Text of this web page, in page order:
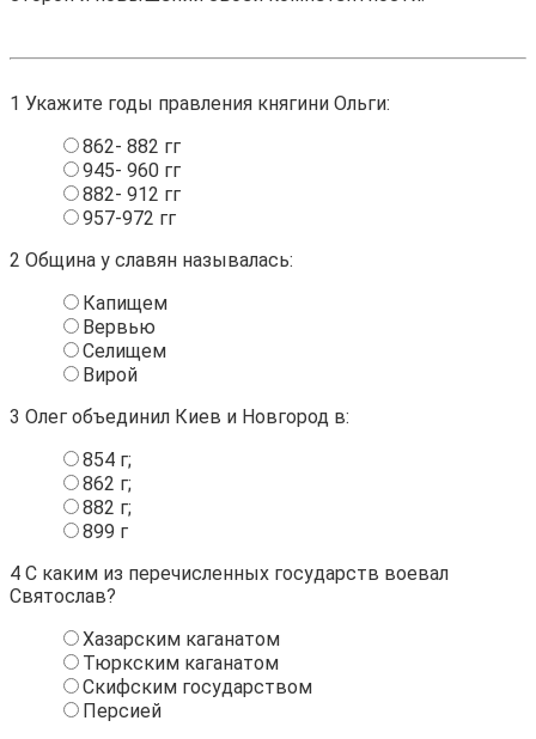
1 Укажите годы правления княгини Ольги:
862- 882 гг
945- 960 гг
882- 912 гг
957-972 гг
2 Община у славян называлась:
Капищем
Вервью
Селищем
Вирой
3 Олег объединил Киев и Новгород в:
854 г;
862 г;
882 г;
899 г
4 С каким из перечисленных государств воевал
Святослав?
Хазарским каганатом
Тюркским каганатом
Скифским государством
Персией